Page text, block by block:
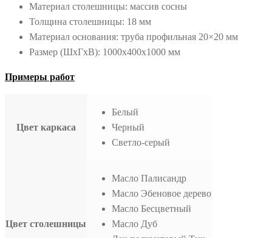
Материал столешницы: массив сосны
Толщина столешницы: 18 мм
Материал основания: труба профильная 20×20 мм
Размер (ШxГxВ): 1000x400x1000 мм
Примеры работ
Цвет каркаса
Белый
Черный
Светло-серый
Цвет столешницы
Масло Палисандр
Масло Эбеновое дерево
Масло Бесцветный
Масло Дуб